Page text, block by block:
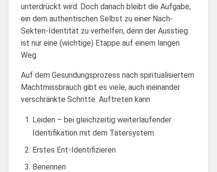
unterdrückt wird. Doch danach bleibt die Aufgabe,
ein dem authentischen Selbst zu einer Nach-
Sekten-Identität zu verhelfen, denn der Ausstieg
ist nur eine (wichtige) Etappe auf einem langen
Weg.
Auf dem Gesundungsprozess nach spiritualisiertem
Machtmissbrauch gibt es viele, auch ineinander
verschränkte Schritte. Auftreten kann
Leiden – bei gleichzeitig weiterlaufender
Identifikation mit dem Tätersystem
Erstes Ent-Identifizieren
Benennen